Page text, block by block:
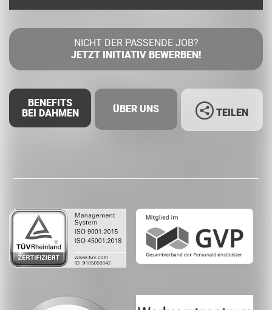
NICHT DER PASSENDE JOB?
JETZT INITIATIV BEWERBEN!
BENEFITS
BEI DAHMEN
ÜBER UNS TEILEN